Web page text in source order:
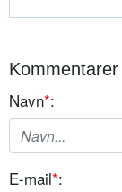
Navn*:
E-mail*: